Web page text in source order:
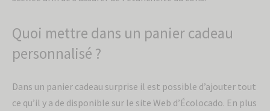
Quoi mettre dans un panier cadeau
personnalisé ?
Dans un panier cadeau surprise il est possible d’ajouter tout
ce qu’il y a de disponible sur le site Web d’Écolocado. En plus